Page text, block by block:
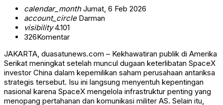
calendar_monthJumat, 6 Feb 2026
account_circleDarman
visibility4.101
326Komentar
JAKARTA, duasatunews.com – Kekhawatiran publik di Amerika
Serikat meningkat setelah muncul dugaan keterlibatan SpaceX
investor China dalam kepemilikan saham perusahaan antariksa
strategis tersebut. Isu ini langsung menyentuh kepentingan
nasional karena SpaceX mengelola infrastruktur penting yang
menopang pertahanan dan komunikasi militer AS. Selain itu,